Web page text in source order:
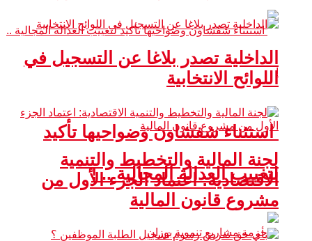
استثناء شفشاون وضواحيها تأكيد
لتغييب العدالة المجالية .. !
الداخلية تصدر بلاغا عن التسجيل في
اللوائح الانتخابية
لجنة المالية والتخطيط والتنمية
الاقتصادية: اعتماد الجزء الأول من
مشروع قانون المالية